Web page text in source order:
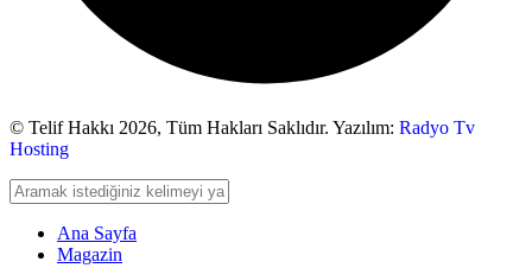
© Telif Hakkı 2026, Tüm Hakları Saklıdır. Yazılım: Radyo Tv
Hosting
Ana Sayfa
Magazin